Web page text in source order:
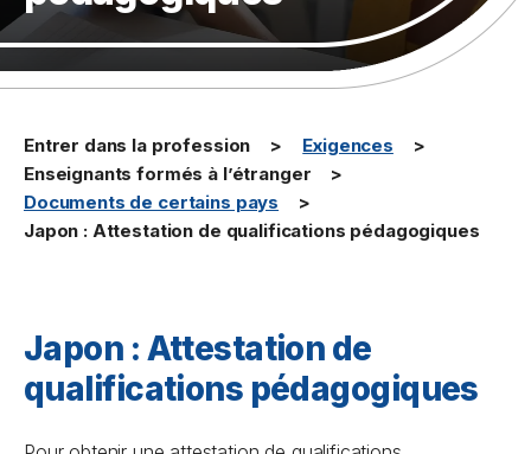
Entrer dans la profession
Exigences
Enseignants formés à l’étranger
Documents de certains pays
Japon : Attestation de qualifications pédagogiques
Japon : Attestation de
qualifications pédagogiques